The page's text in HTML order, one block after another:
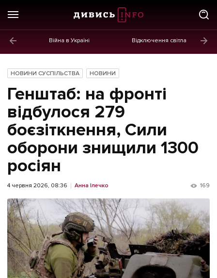
Війна в Україні Відключення світла
Новини
Політика
Економіка
Бізнес
Життя
Культура
Афіша
ІНШЕ
Інтерв'ю
Картки
Репортаж
Прес-релізи
Фото/Відео
Made in Lviv
НОВИНИ СУСПІЛЬСТВА НОВИНИ
Генштаб: на фронті
відбулося 279
боєзіткнення, Сили
оборони знищили 1300
росіян
4 червня 2026, 08:36 Анна Ілечко 169